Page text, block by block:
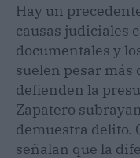
Hay un
causas judiciales
documentales y
suelen pesar más
defienden la
Zapatero
demuestra delito.
señalan que la